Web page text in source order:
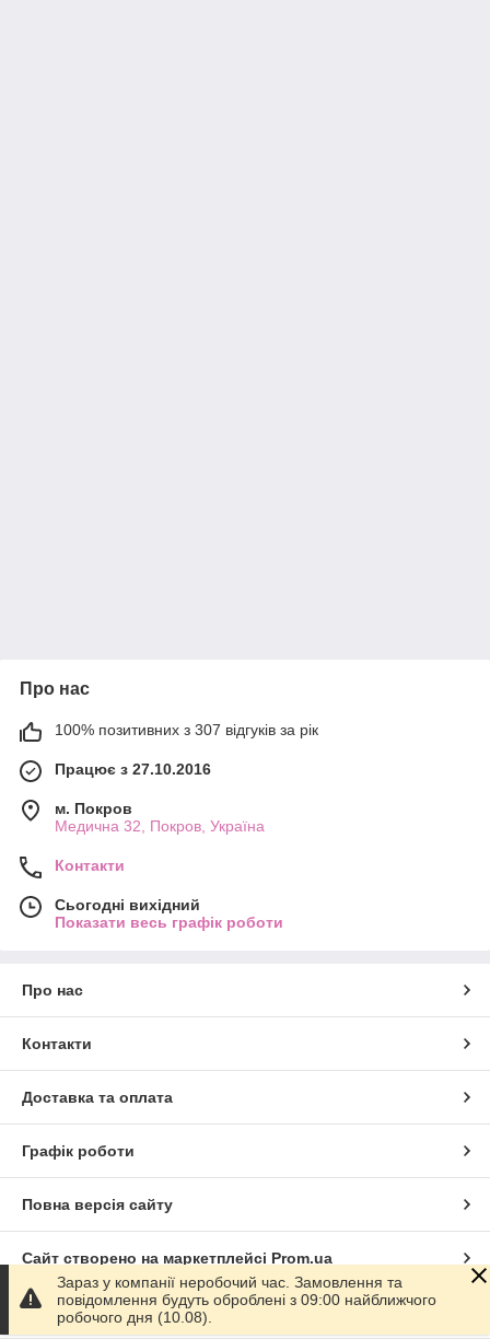
Про нас
100% позитивних з 307 відгуків за рік
Працює з 27.10.2016
м. Покров
Медична 32, Покров, Україна
Контакти
Сьогодні вихідний
Показати весь графік роботи
Про нас
Контакти
Доставка та оплата
Графік роботи
Повна версія сайту
Сайт створено на маркетплейсі Prom.ua
Політика конфіденційності
Зараз у компанії неробочий час. Замовлення та
повідомлення будуть оброблені з 09:00 найближчого
робочого дня (10.08).